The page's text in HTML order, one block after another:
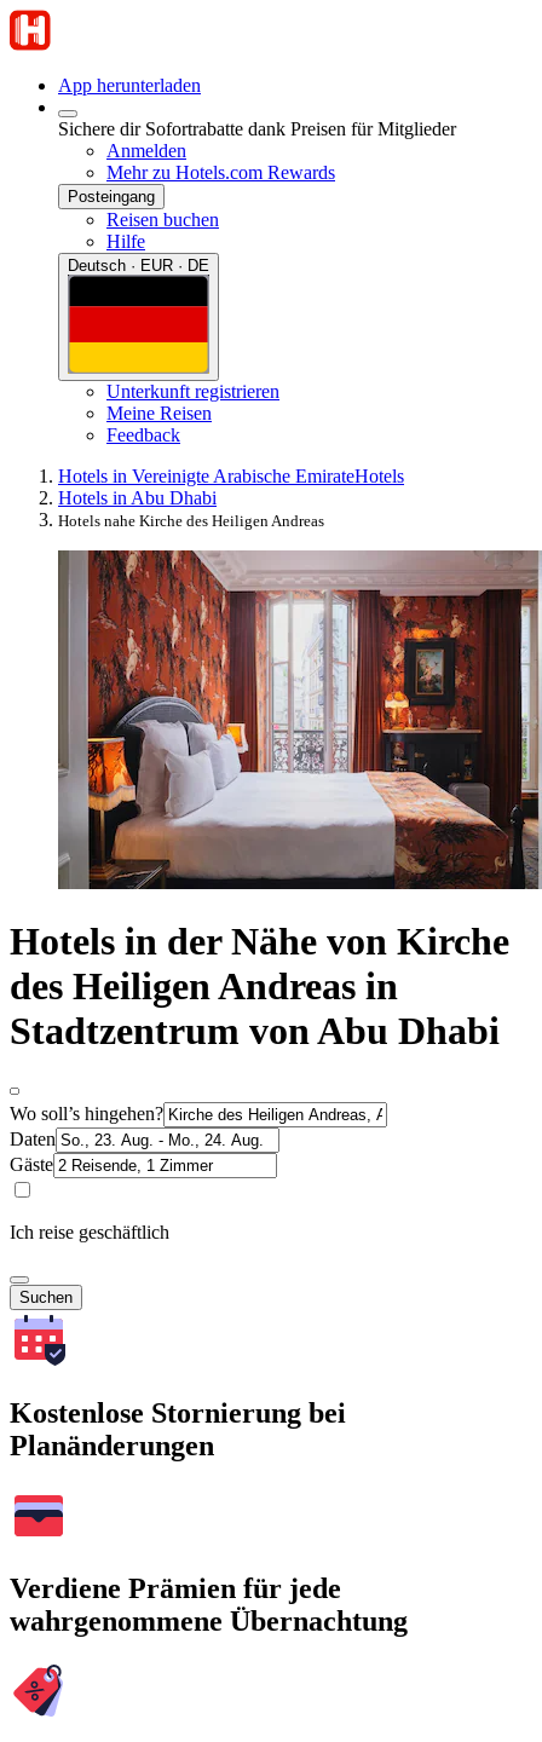
App herunterladen
Sichere dir Sofortrabatte dank Preisen für Mitglieder
Anmelden
Mehr zu Hotels.com Rewards
Posteingang
Reisen buchen
Hilfe
Deutsch · EUR · DE
Unterkunft registrieren
Meine Reisen
Feedback
Hotels in Vereinigte Arabische EmirateHotels
Hotels in Abu Dhabi
Hotels nahe Kirche des Heiligen Andreas
Hotels in der Nähe von Kirche
des Heiligen Andreas in
Stadtzentrum von Abu Dhabi
Wo soll’s hingehen?
Daten
Gäste
Ich reise geschäftlich
Suchen
Kostenlose Stornierung bei
Planänderungen
Verdiene Prämien für jede
wahrgenommene Übernachtung